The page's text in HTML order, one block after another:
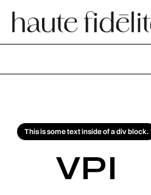
This is some text inside of a div block.
VPI